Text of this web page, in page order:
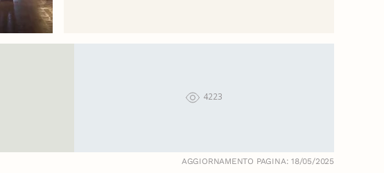
4223
AGGIORNAMENTO PAGINA: 18/05/2025